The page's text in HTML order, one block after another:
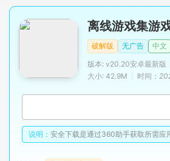
离线游戏集游
破解版 无广告
中文
版本: v20.20安卓最新版
大小: 42.9M
时间：
说明： 安全下载是通过360助手获取所需应